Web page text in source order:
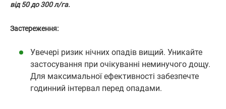
від 50 до 300 л/га.
Застереження:
Увечері ризик нічних опадів вищий. Уникайте
застосування при очікуванні неминучого дощу.
Для максимальної ефективності забезпечте
годинний інтервал перед опадами.